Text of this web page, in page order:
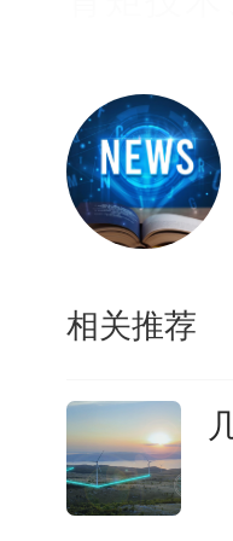
元。
3、25家
7月9日，
预案，1
6家公司
相关推荐